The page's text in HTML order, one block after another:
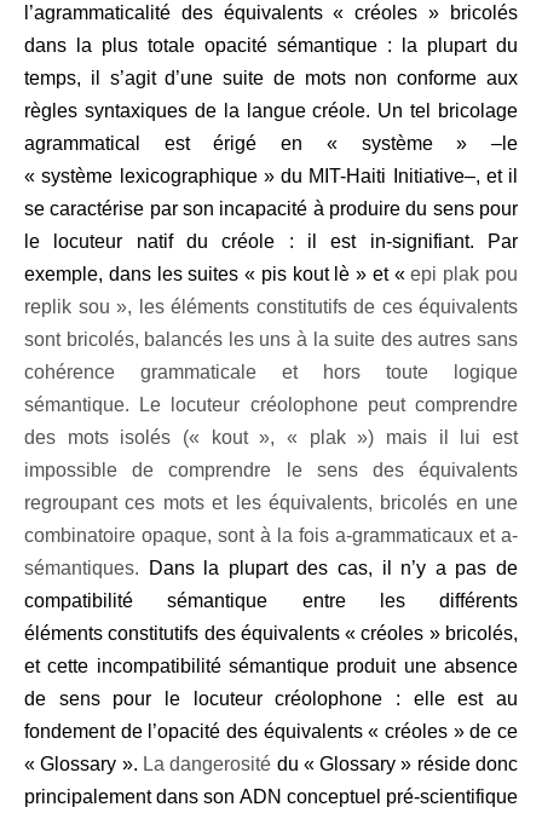
l’agrammaticalité des équivalents « créoles » bricolés
dans la plus totale opacité sémantique : la plupart du
temps, il s’agit d’une suite de mots non conforme aux
règles syntaxiques de la langue créole. Un tel bricolage
agrammatical est érigé en « système » –le
« système lexicographique » du MIT-Haiti Initiative–, et il
se caractérise par son incapacité à produire du sens pour
le locuteur natif du créole : il est in-signifiant. Par
exemple, dans les suites « pis kout lè » et «epi plak pou
replik sou », les éléments constitutifs de ces équivalents
sont bricolés, balancés les uns à la suite des autres sans
cohérence grammaticale et hors toute logique
sémantique. Le locuteur créolophone peut comprendre
des mots isolés (« kout », « plak ») mais il lui est
impossible de comprendre le sens des équivalents
regroupant ces mots et les équivalents, bricolés en une
combinatoire opaque, sont à la fois a-grammaticaux et a-
sémantiques.
Dans la plupart des cas, il n’y a pas de
compatibilitésémantique entre les différents
éléments constitutifs des équivalents « créoles » bricolés,
et cette incompatibilité sémantique produit une absence
de sens pour le locuteur créolophone : elle est au
fondement de l’opacité des équivalents « créoles » de ce
« Glossary ». La dangerosité du « Glossary » réside donc
principalement dans son ADN conceptuel pré-scientifique